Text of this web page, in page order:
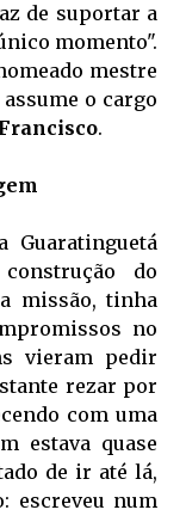
de suportar a
momento".
mestre
o cargo
.
Guaratinguetá
do
missão, tinha
no
vieram pedir
rezar por
com uma
estava quase
de ir até lá,
escreveu num